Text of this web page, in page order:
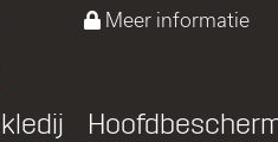
Meer informatie